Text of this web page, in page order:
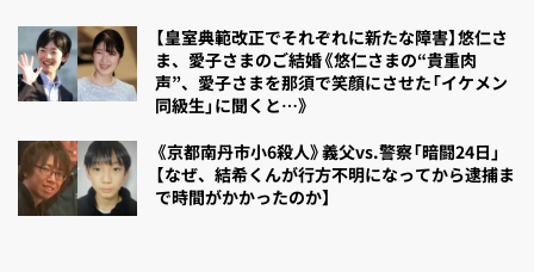
【皇室典範改正でそれぞれに新たな障害】悠仁さ
ま、愛子さまのご結婚《悠仁さまの“貴重肉
声”、愛子さまを那須で笑顔にさせた「イケメン
同級生」に聞くと…》
《京都南丹市小6殺人》義父vs.警察「暗闘24日」
【なぜ、結希くんが行方不明になってから逮捕ま
で時間がかかったのか】